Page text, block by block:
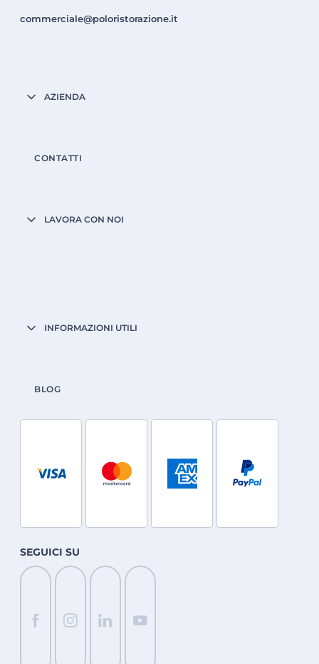
commerciale@poloristorazione.it
AZIENDA
CONTATTI
LAVORA CON NOI
INFORMAZIONI UTILI
BLOG
SEGUICI SU